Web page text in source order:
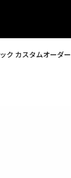
ク カスタムオーダー